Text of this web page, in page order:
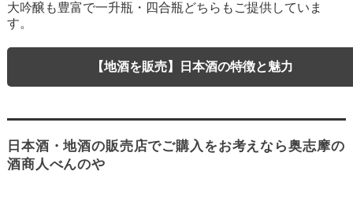
大吟醸も豊富で一升瓶・四合瓶どちらもご提供していま
す。
【地酒を販売】日本酒の特徴と魅力
日本酒・地酒の販売店でご購入をお考えなら奥志摩の
酒商人べんのや